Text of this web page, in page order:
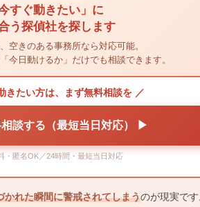
今すぐ動きたい」に
う探偵社を探します
空きのある事務所なら対応可能。
今日動けるか」だけでも相談できます。
きたい方は、まず無料相談を ／
談する（最短当日対応） ▶
・匿名OK／24時間・最短当日対応
かれた瞬間に警戒されてしまうのが現実で